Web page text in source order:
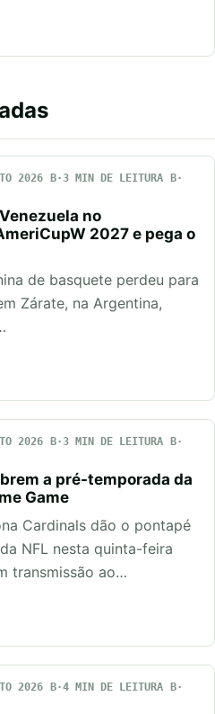
2026
3 MIN DE LEITURA
no
2027 e pega o
de basquete perdeu para
Zárate, na Argentina,
2026
3 MIN DE LEITURA
a pré-temporada da
Game
Cardinals dão o pontapé
NFL nesta quinta-feira
transmissão ao…
2026
4 MIN DE LEITURA